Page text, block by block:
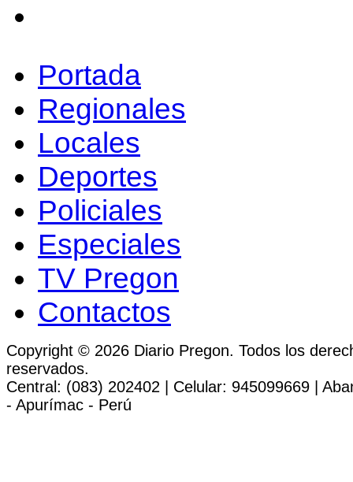
Portada
Regionales
Locales
Deportes
Policiales
Especiales
TV Pregon
Contactos
Copyright © 2026 Diario Pregon. Todos los
reservados.
Central: (083) 202402 | Celular: 945099669 |
- Apurímac - Perú